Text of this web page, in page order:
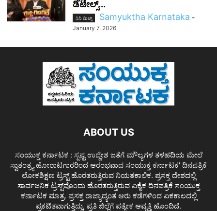
ಡಿಟೇಲ್ಸ್‌...
ಸಿನಿ ಮಿಲ್ಸ್ Samyuktha Karnataka -
January 7, 2026
ABOUT US
ಸಂಯುಕ್ತ ಕರ್ನಾಟಕ : ಸ್ಪಷ್ಟ ಉದ್ದೇಶ ಜತೆಗೆ ಮೌಲ್ಯಗಳ ತಳಹದಿಯ ಮೇಲೆ
ಸ್ವಾತಂತ್ರ್ಯ ಹೋರಾಟಗಾರರಿಂದ ಆರಂಭವಾದ ಸಂಯುಕ್ತ ಕರ್ನಾಟಕ' ದಿನಪತ್ರಿಕೆ
ಲೋಕಶಿಕ್ಷಣ ಟ್ರಸ್ಟ್ ಹೊರತರುತ್ತಿರುವ ನಿಯತಕಾಲಿಕ. ಪ್ರಸಕ್ತ ದೇಶದಲ್ಲಿ
ಸಾರ್ವಜನಿಕ ಟ್ರಸ್ಟ್‌ವೊಂದು ಹೊರತರುತ್ತಿರುವ ಏಕೈಕ ದಿನಪತ್ರಿಕೆ ಸಂಯುಕ್ತ
ಕರ್ನಾಟಕ ಮಾತ್ರ. ಪ್ರಸಕ್ತ ರಾಜ್ಯಾದ್ಯಂತ ಆರು ಕಡೆಗಳಿಂದ ಏಕಕಾಲದಲ್ಲಿ
ಪ್ರಕಟಿತವಾಗುತ್ತಿದ್ದು, ಪ್ರತಿ ಜಿಲ್ಲೆಗೆ ಪತ್ಯೇಕ ಆವೃತ್ತಿ ಹೊಂದಿದೆ.